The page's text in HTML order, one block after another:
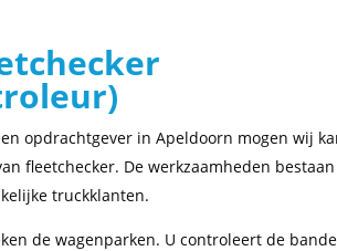
opdrachtgever in Apeldoorn mogen wij
fleetchecker. De werkzaamheden
truckklanten.
de wagenparken. U controleert de